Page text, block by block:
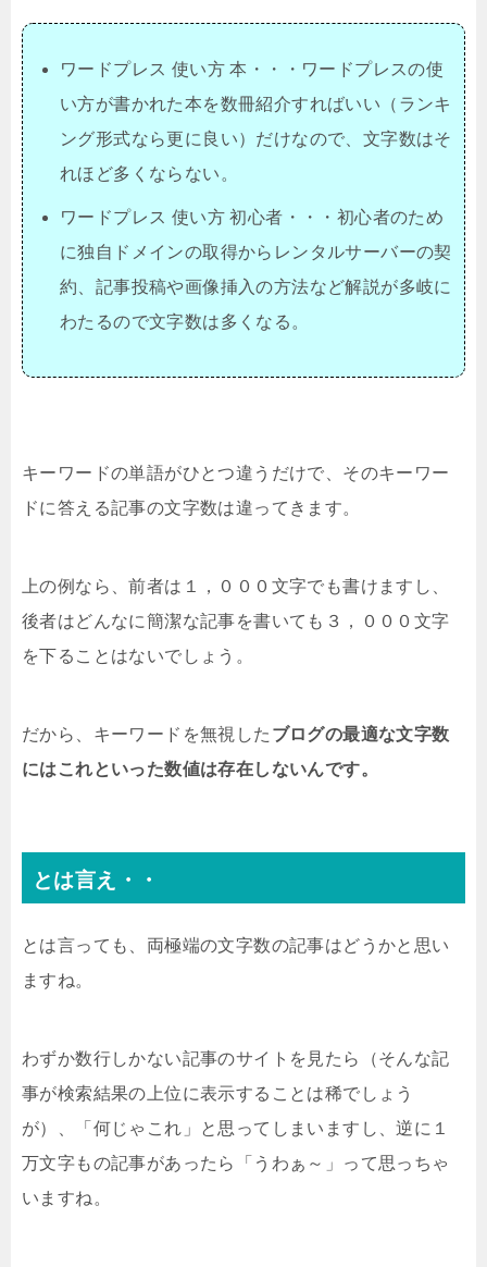
ワードプレス 使い方 本・・・ワードプレスの使
い方が書かれた本を数冊紹介すればいい（ランキ
ング形式なら更に良い）だけなので、文字数はそ
れほど多くならない。
ワードプレス 使い方 初心者・・・初心者のため
に独自ドメインの取得からレンタルサーバーの契
約、記事投稿や画像挿入の方法など解説が多岐に
わたるので文字数は多くなる。
キーワードの単語がひとつ違うだけで、そのキーワー
ドに答える記事の文字数は違ってきます。
上の例なら、前者は１，０００文字でも書けますし、
後者はどんなに簡潔な記事を書いても３，０００文字
を下ることはないでしょう。
だから、キーワードを無視した ブログの最適な文字数
にはこれといった数値は存在しないんです。
とは言え・・
とは言っても、両極端の文字数の記事はどうかと思い
ますね。
わずか数行しかない記事のサイトを見たら（そんな記
事が検索結果の上位に表示することは稀でしょう
が）、「何じゃこれ」と思ってしまいますし、逆に１
万文字もの記事があったら「うわぁ～」って思っちゃ
いますね。